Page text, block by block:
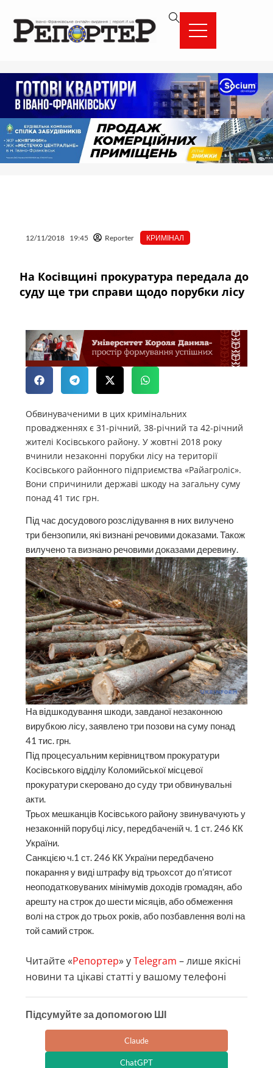
вмісту
12/11/2018 19:45 Reporter КРИМІНАЛ
На Косівщині прокуратура передала до
суду ще три справи щодо порубки лісу
Обвинуваченими в цих кримінальних
провадженнях є 31-річний, 38-річний та 42-річний
жителі Косівського району. У жовтні 2018 року
вчинили незаконні порубки лісу на території
Косівського районного підприємства «Райагроліс».
Вони спричинили державі шкоду на загальну суму
понад 41 тис грн.
Під час досудового розслідування в них вилучено
три бензопили, які визнані речовими доказами. Також
вилучено та визнано речовими доказами деревину.
На відшкодування шкоди, завданої незаконною
вирубкою лісу, заявлено три позови на суму понад
41 тис. грн.
Під процесуальним керівництвом прокуратури
Косівського відділу Коломийської місцевої
прокуратури скеровано до суду три обвинувальні
акти.
Трьох мешканців Косівського району звинувачують у
незаконній порубці лісу, передбаченій ч. 1 ст. 246 КК
України.
Санкцією ч.1 ст. 246 КК України передбачено
покарання у виді штрафу від трьохсот до п’ятисот
неоподатковуваних мінімумів доходів громадян, або
арешту на строк до шести місяців, або обмеження
волі на строк до трьох років, або позбавлення волі на
той самий строк.
Читайте «Репортер» уTelegram – лише якісні
новини та цікаві статті у вашому телефоні
Підсумуйте за допомогою ШІ
Claude
ChatGPT